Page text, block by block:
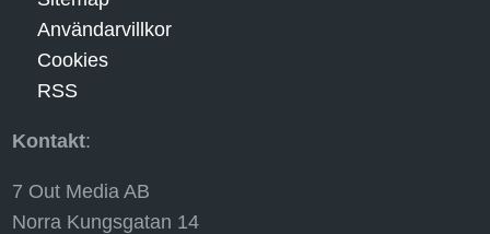
Användarvillkor
Cookies
RSS
Kontakt:
7 Out Media AB
Norra Kungsgatan 14